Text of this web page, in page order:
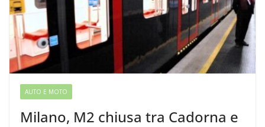
AUTO E MOTO
Milano, M2 chiusa tra Cadorna e